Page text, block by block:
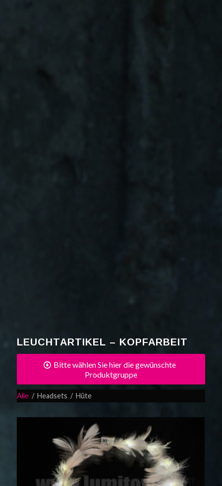
LEUCHTARTIKEL – KOPFARBEIT
Bitte wählen Sie hier die gewünschte
Produktgruppe
Alle / Headsets / Hüte